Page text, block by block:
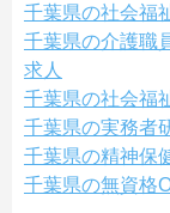
千葉県の社会福
千葉県の介護職
求人
千葉県の社会福
千葉県の実務者
千葉県の精神保
千葉県の無資格